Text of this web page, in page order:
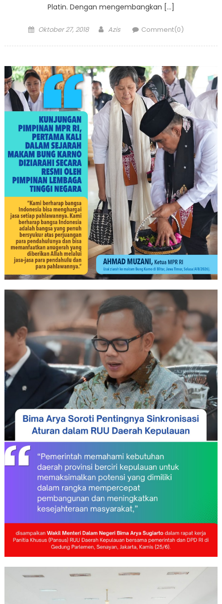
Platin. Dengan mengembangkan […]
Posted
Oktober 27, 2018 Author
Azis Comment(0)